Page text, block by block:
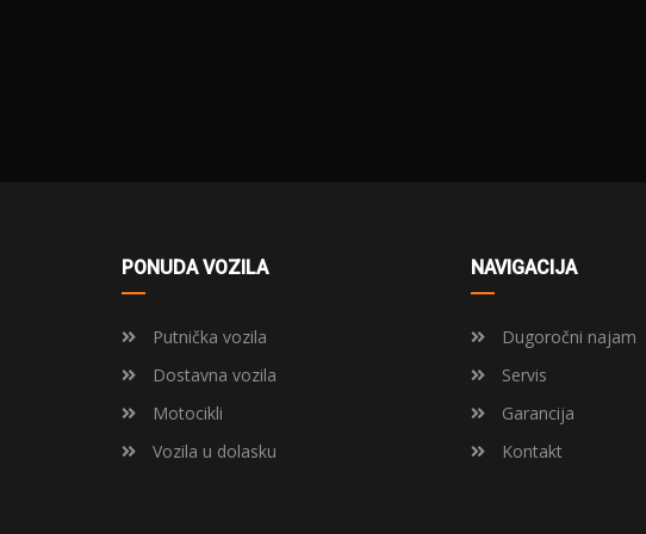
PONUDA VOZILA
Putnička vozila
Dostavna vozila
Motocikli
Vozila u dolasku
NAVIGACIJA
Dugoročni najam
Servis
Garancija
Kontakt